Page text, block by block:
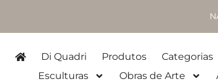
Di Quadri Produtos Categorias
Esculturas
Obras de Arte